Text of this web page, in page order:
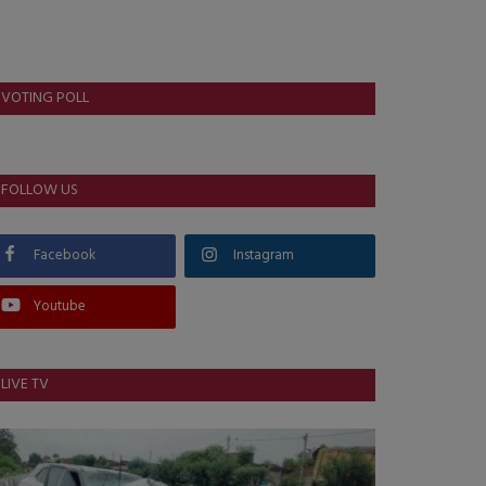
VOTING POLL
FOLLOW US
Facebook Instagram
Youtube
LIVE TV